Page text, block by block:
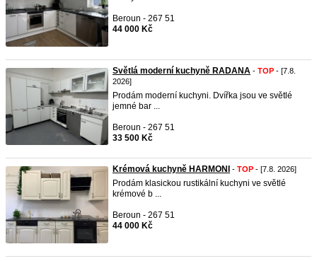
Beroun - 267 51
44 000 Kč
Světlá moderní kuchyně RADANA - TOP - [7.8.
2026]
Prodám moderní kuchyni. Dvířka jsou ve světlé
jemné bar ...
Beroun - 267 51
33 500 Kč
Krémová kuchyně HARMONI - TOP - [7.8. 2026]
Prodám klasickou rustikální kuchyni ve světlé
krémové b ...
Beroun - 267 51
44 000 Kč